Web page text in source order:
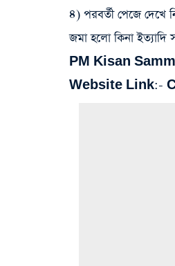
৪) পরবর্তী পেজে দেখে
জমা হলো কিনা ইত্যাদি
PM Kisan
Website Link:-